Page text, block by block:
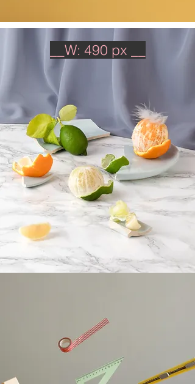
__W: 490 px __